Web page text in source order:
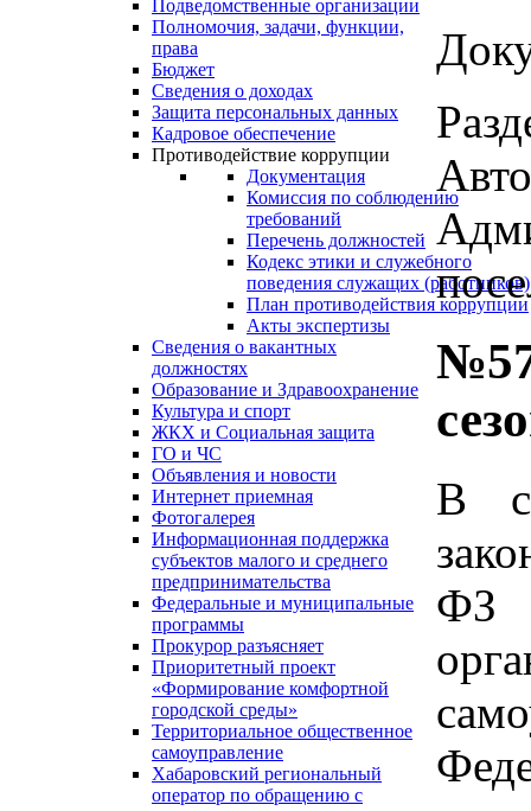
Подведомственные организации
Полномочия, задачи, функции,
права
Бюджет
Сведения о доходах
Защита персональных данных
Кадровое обеспечение
Противодействие коррупции
Документация
Комиссия по соблюдению
требований
Перечень должностей
Кодекс этики и служебного
поведения служащих (работников)
План противодействия коррупции
Акты экспертизы
Сведения о вакантных
должностях
Образование и Здравоохранение
Культура и спорт
ЖКХ и Социальная защита
ГО и ЧС
Объявления и новости
Интернет приемная
Фотогалерея
Информационная поддержка
субъектов малого и среднего
предпринимательства
Федеральные и муниципальные
программы
Прокурор разъясняет
Приоритетный проект
«Формирование комфортной
городской среды»
Территориальное общественное
самоуправление
Хабаровский региональный
оператор по обращению с
В
ФЗ